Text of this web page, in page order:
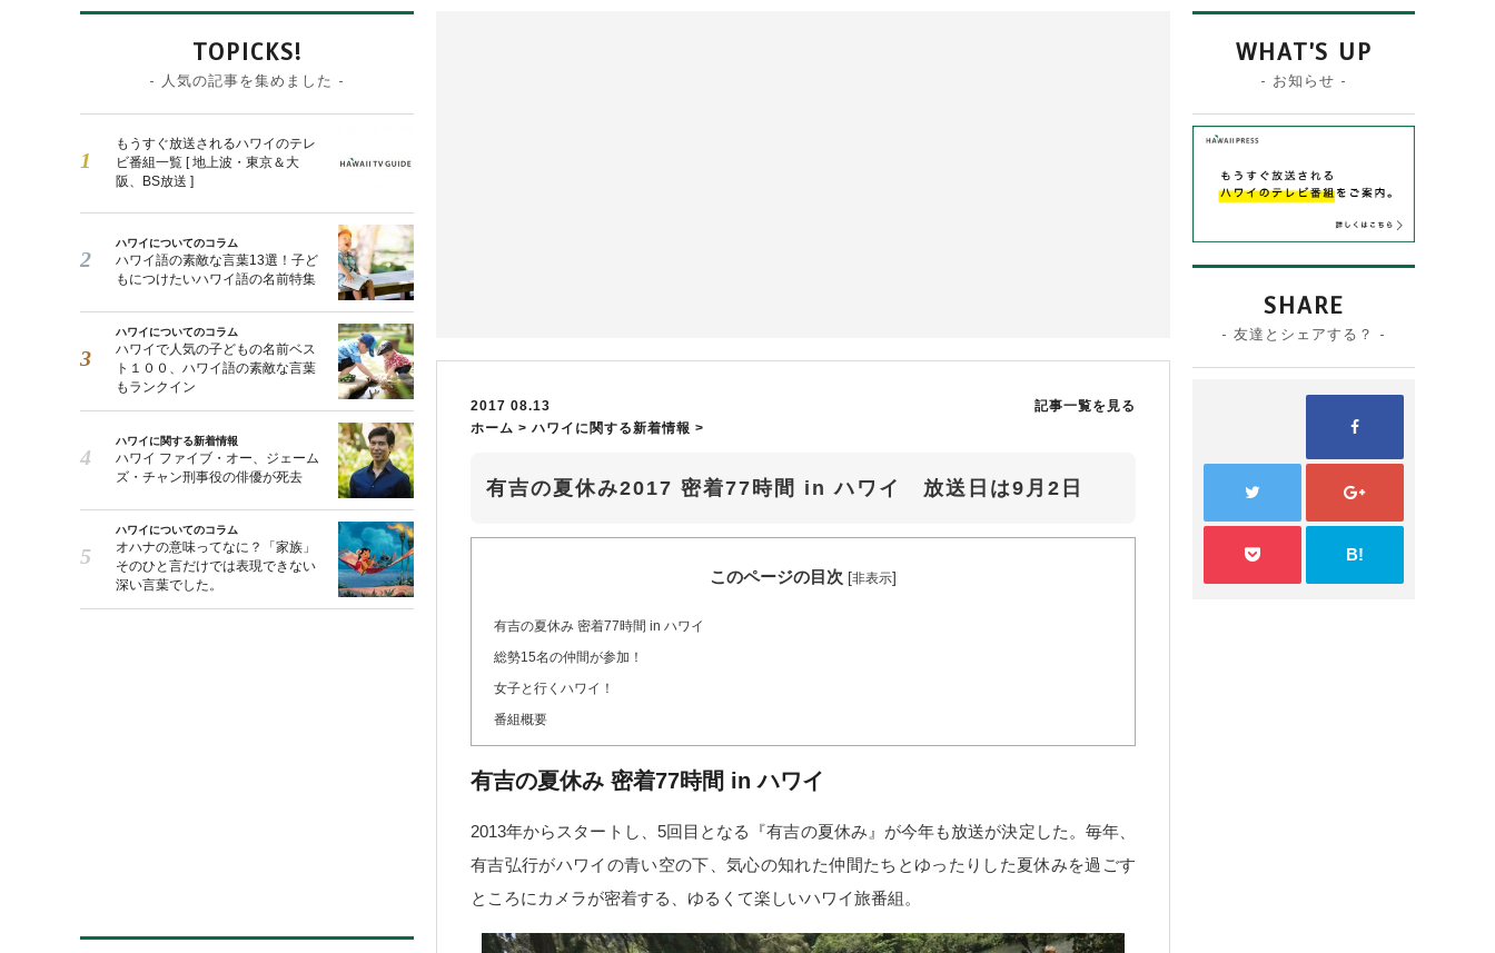
2017 08.13
記事一覧を見る
ホーム > ハワイに関する新着情報 >
有吉の夏休み2017 密着77時間 in ハワイ 放送日は9月2日
このページの目次 [非表示]
有吉の夏休み 密着77時間 in ハワイ
総勢15名の仲間が参加！
女子と行くハワイ！
番組概要
有吉の夏休み 密着77時間 in ハワイ
2013年からスタートし、5回目となる『有吉の夏休み』が今年も放送が決定した。毎年、
有吉弘行がハワイの青い空の下、気心の知れた仲間たちとゆったりした夏休みを過ごす
ところにカメラが密着する、ゆるくて楽しいハワイ旅番組。
WHAT'S UP
- お知らせ -
SHARE
- 友達とシェアする？ -
B!
TOPICKS!
- 人気の記事を集めました -
もうすぐ放送されるハワイのテレ
ビ番組一覧 [ 地上波・東京＆大
阪、BS放送 ]
ハワイについてのコラム
ハワイ語の素敵な言葉13選！子ど
もにつけたいハワイ語の名前特集
ハワイについてのコラム
ハワイで人気の子どもの名前ベス
ト１００、ハワイ語の素敵な言葉
もランクイン
ハワイに関する新着情報
ハワイ ファイブ・オー、ジェーム
ズ・チャン刑事役の俳優が死去
ハワイについてのコラム
オハナの意味ってなに？「家族」
そのひと言だけでは表現できない
深い言葉でした。